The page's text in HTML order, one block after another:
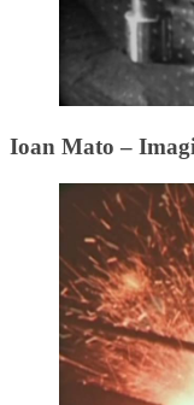
Ioan Mato –